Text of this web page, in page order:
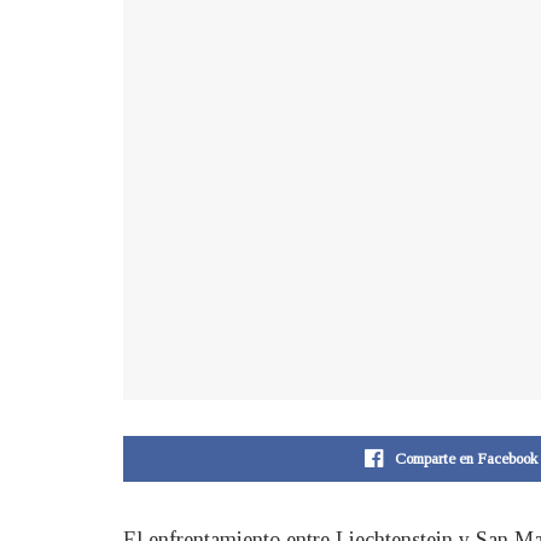
Comparte en Facebook